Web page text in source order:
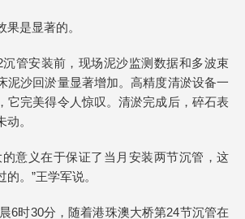
是显著的。
沉管安装前，现场泥沙监测数据和多波束
泥沙回淤量显著增加。高精度清淤设备一
它完美得令人惊叹。清淤完成后，碎石表
。
意义在于保证了当月安装两节沉管，这
。”王学军说。
6时30分，随着港珠澳大桥第24节沉管在